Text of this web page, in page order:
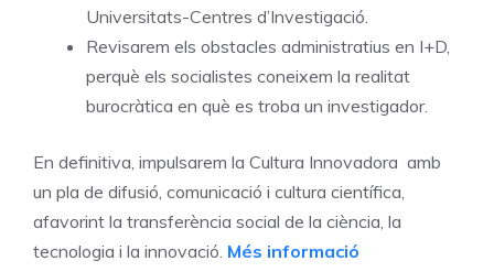
Universitats-Centres d’Investigació.
Revisarem els obstacles administratius en I+D,
perquè els socialistes coneixem la realitat
burocràtica en què es troba un investigador.
En definitiva, impulsarem la Cultura Innovadora amb
un pla de difusió, comunicació i cultura científica,
afavorint la transferència social de la ciència, la
tecnologia i la innovació. Més informació